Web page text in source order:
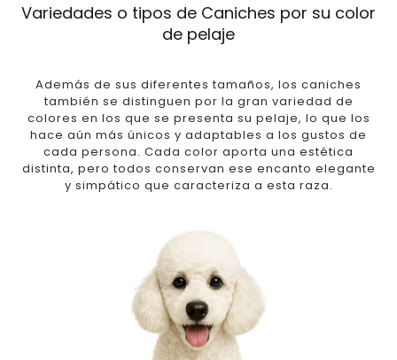
Variedades o tipos de Caniches por su color
de pelaje
Además de sus diferentes tamaños, los caniches
también se distinguen por la gran variedad de
colores en los que se presenta su pelaje, lo que los
hace aún más únicos y adaptables a los gustos de
cada persona. Cada color aporta una estética
distinta, pero todos conservan ese encanto elegante
y simpático que caracteriza a esta raza.